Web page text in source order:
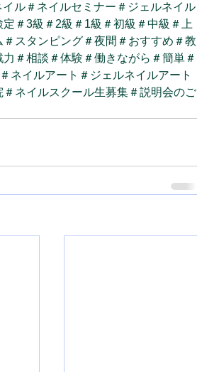
イル＃ネイルセミナー ＃ジェルネイル
定 ＃3級 ＃2級 ＃1級 ＃初級 ＃中級 ＃上
＃スタンピング＃夜間 ＃おすすめ ＃教
力 ＃相談 ＃体験 ＃働きながら ＃簡単＃
＃ネイルアート ＃ジェルネイルアート
＃ネイルスクール生募集＃説明会のご